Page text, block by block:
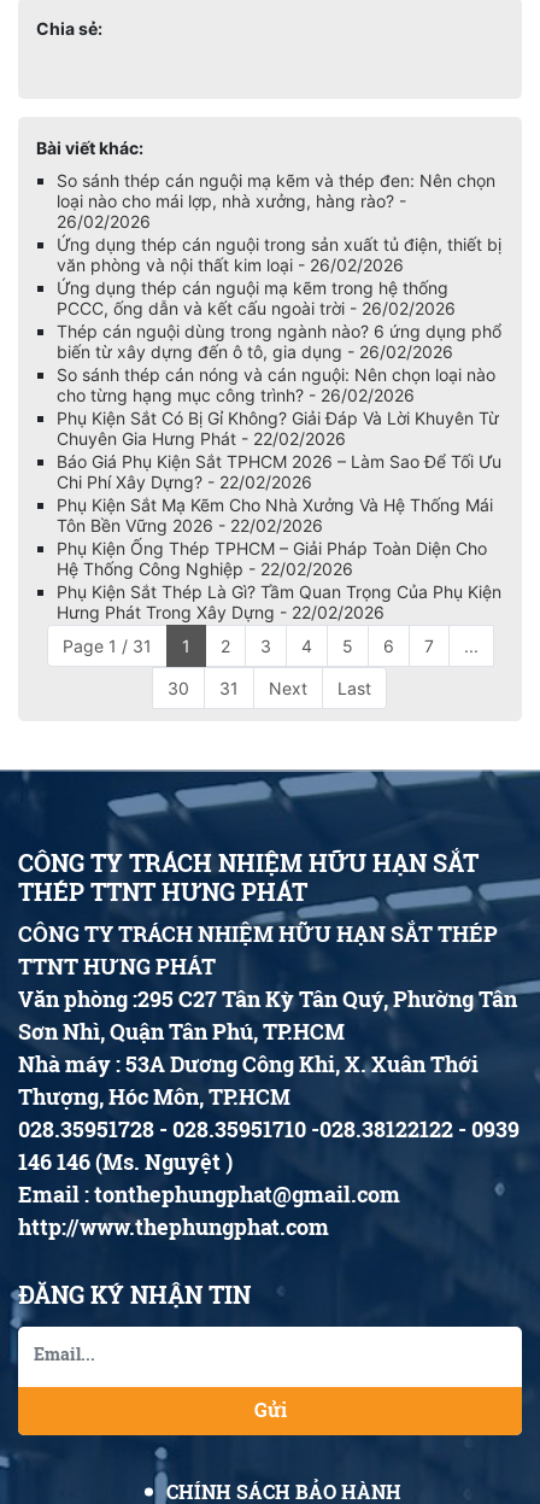
Chia sẻ:
Bài viết khác:
So sánh thép cán nguội mạ kẽm và thép đen: Nên chọn
loại nào cho mái lợp, nhà xưởng, hàng rào? -
26/02/2026
Ứng dụng thép cán nguội trong sản xuất tủ điện, thiết bị
văn phòng và nội thất kim loại - 26/02/2026
Ứng dụng thép cán nguội mạ kẽm trong hệ thống
PCCC, ống dẫn và kết cấu ngoài trời - 26/02/2026
Thép cán nguội dùng trong ngành nào? 6 ứng dụng phổ
biến từ xây dựng đến ô tô, gia dụng - 26/02/2026
So sánh thép cán nóng và cán nguội: Nên chọn loại nào
cho từng hạng mục công trình? - 26/02/2026
Phụ Kiện Sắt Có Bị Gỉ Không? Giải Đáp Và Lời Khuyên Từ
Chuyên Gia Hưng Phát - 22/02/2026
Báo Giá Phụ Kiện Sắt TPHCM 2026 – Làm Sao Để Tối Ưu
Chi Phí Xây Dựng? - 22/02/2026
Phụ Kiện Sắt Mạ Kẽm Cho Nhà Xưởng Và Hệ Thống Mái
Tôn Bền Vững 2026 - 22/02/2026
Phụ Kiện Ống Thép TPHCM – Giải Pháp Toàn Diện Cho
Hệ Thống Công Nghiệp - 22/02/2026
Phụ Kiện Sắt Thép Là Gì? Tầm Quan Trọng Của Phụ Kiện
Hưng Phát Trong Xây Dựng - 22/02/2026
Page 1 / 31
1 2 3 4 5 6 7 ...
30 31 Next Last
CÔNG TY TRÁCH NHIỆM HỮU HẠN SẮT
THÉP TTNT HƯNG PHÁT
CÔNG TY TRÁCH NHIỆM HỮU HẠN SẮT THÉP
TTNT HƯNG PHÁT
Văn phòng :295 C27 Tân Kỳ Tân Quý, Phường Tân
Sơn Nhì, Quận Tân Phú, TP.HCM
Nhà máy : 53A Dương Công Khi, X. Xuân Thới
Thượng, Hóc Môn, TP.HCM
028.35951728 - 028.35951710 -028.38122122 - 0939
146 146 (Ms. Nguyệt )
Email : tonthephungphat@gmail.com
http://www.thephungphat.com
ĐĂNG KÝ NHẬN TIN
Gửi
CHÍNH SÁCH BẢO HÀNH